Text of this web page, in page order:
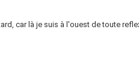
car là je suis à l'ouest de toute